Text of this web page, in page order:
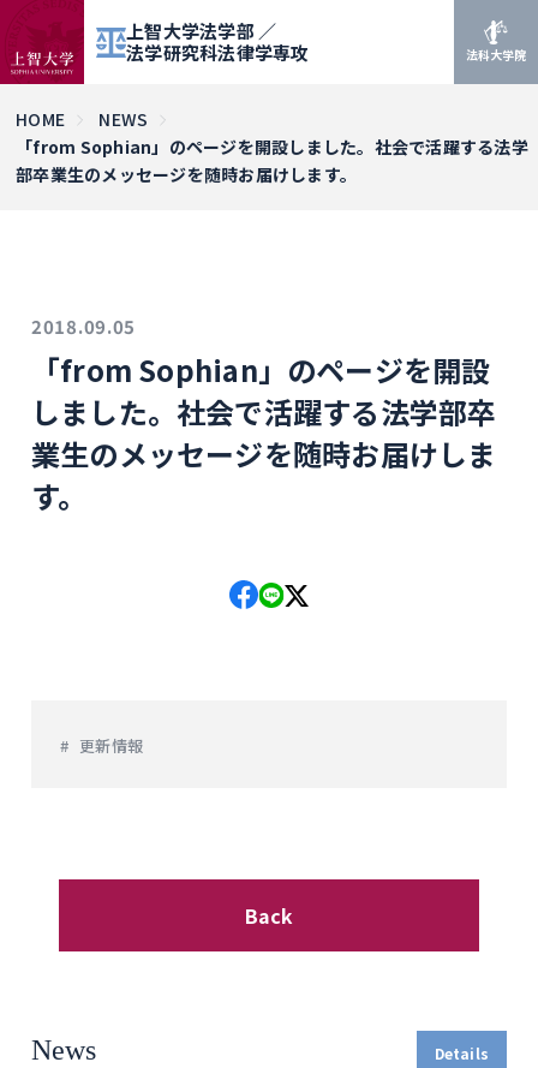
上智大学法学部 ／
法学研究科法律学専攻
法科大学院
HOME
NEWS
「from Sophian」のページを開設しました。社会で活躍する法学
部卒業生のメッセージを随時お届けします。
2018.09.05
「from Sophian」のページを開設
しました。社会で活躍する法学部卒
業生のメッセージを随時お届けしま
す。
更新情報
Back
News Details